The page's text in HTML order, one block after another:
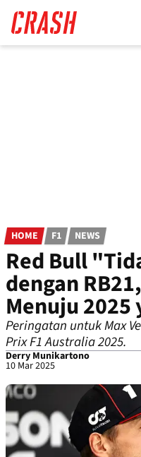
main
content
HOME F1 NEWS
Red Bull
dengan
Menuju 2025
Peringatan untuk Max
Prix F1 Australia 2025.
Derry Munikartono
10 Mar 2025